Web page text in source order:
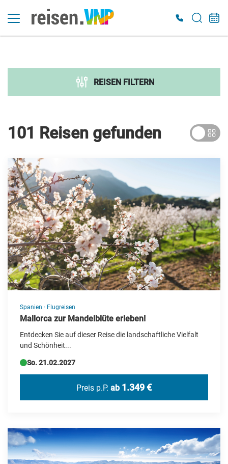
Suche verfeinern
Preis
Reiseart
Adventsreisen
Bus-Rundreise
Deutschland Reisen
Erlebnis & Aufenthalt
Events
Flugreisen
Flusskreuzfahrt
Frühjahrs-Reisen
Geschenkideen
Kultur/UNESCO
Kurzreisen
REISEN FILTERN
101 Reisen gefunden
Spanien · Flugreisen
Mallorca zur Mandelblüte erleben!
Entdecken Sie auf dieser Reise die landschaftliche Vielfalt
und Schönheit...
So. 21.02.2027
Preis p.P. ab 1.349 €